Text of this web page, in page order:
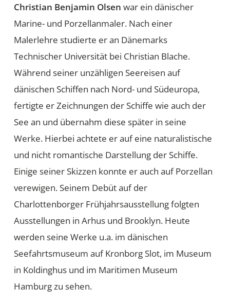
Christian Benjamin Olsen war ein dänischer
Marine- und Porzellanmaler. Nach einer
Malerlehre studierte er an Dänemarks
Technischer Universität bei Christian Blache.
Während seiner unzähligen Seereisen auf
dänischen Schiffen nach Nord- und Südeuropa,
fertigte er Zeichnungen der Schiffe wie auch der
See an und übernahm diese später in seine
Werke. Hierbei achtete er auf eine naturalistische
und nicht romantische Darstellung der Schiffe.
Einige seiner Skizzen konnte er auch auf Porzellan
verewigen. Seinem Debüt auf der
Charlottenborger Frühjahrsausstellung folgten
Ausstellungen in Arhus und Brooklyn. Heute
werden seine Werke u.a. im dänischen
Seefahrtsmuseum auf Kronborg Slot, im Museum
in Koldinghus und im Maritimen Museum
Hamburg zu sehen.